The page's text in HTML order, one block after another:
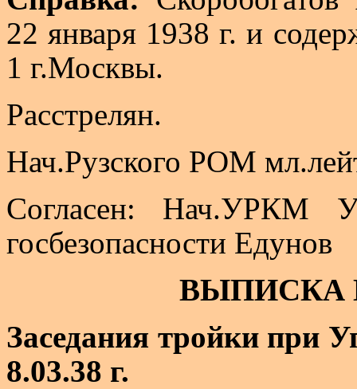
22 января 1938 г. и
1 г.Москвы.
Расстрелян.
Нач.Рузского РОМ
Согласен: Нач.УРКМ
госбезопасности Едунов
ВЫПИСКА
Заседания тройки при
8.03.38 г.